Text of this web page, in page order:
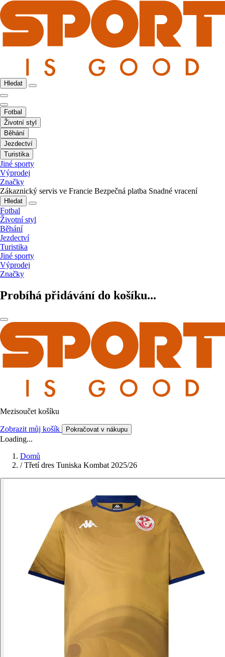
Hledat
Fotbal
Životní styl
Běhání
Jezdectví
Turistika
Jiné sporty
Výprodej
Značky
Zákaznický servis ve Francie Bezpečná platba Snadné vracení
Hledat
Fotbal
Životní styl
Běhání
Jezdectví
Turistika
Jiné sporty
Výprodej
Značky
Probíhá přidávání do košíku...
Mezisoučet košíku
Zobrazit můj košík Pokračovat v nákupu
Loading...
Domů
/ Třetí dres Tuniska Kombat 2025/26